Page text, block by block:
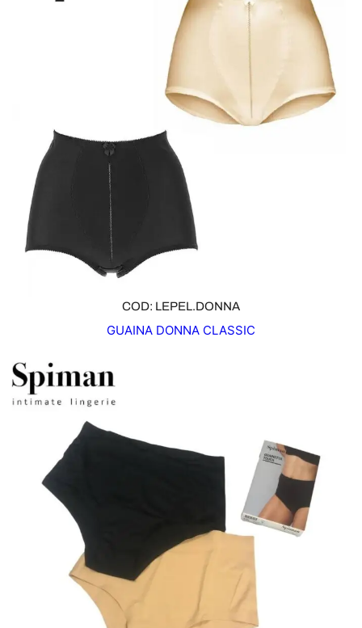
COD: LEPEL.DONNA
GUAINA DONNA CLASSIC